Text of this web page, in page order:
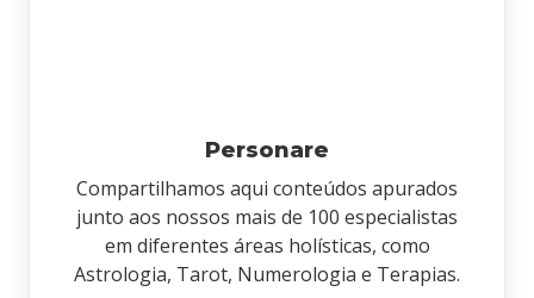
Personare
Compartilhamos aqui conteúdos apurados
junto aos nossos mais de 100 especialistas
em diferentes áreas holísticas, como
Astrologia, Tarot, Numerologia e Terapias.